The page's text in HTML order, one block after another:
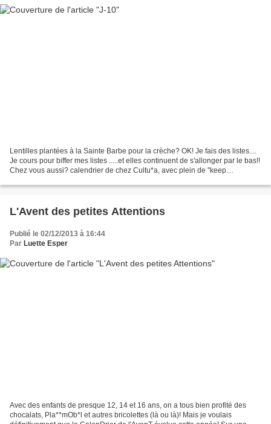
Lentilles plantées à la Sainte Barbe pour la crèche? OK! Je fais des listes....
Je cours pour biffer mes listes .....et elles continuent de s'allonger par le bas!!
Chez vous aussi? calendrier de chez Cultu*a, avec plein de "keep
L'Avent des petites Attentions
Publié le 02/12/2013 à 16:44
Par Luette Esper
Avec des enfants de presque 12, 14 et 16 ans, on a tous bien profité des
chocalats, Pla**mOb*l et autres bricolettes (là ou là)! Mais je voulais